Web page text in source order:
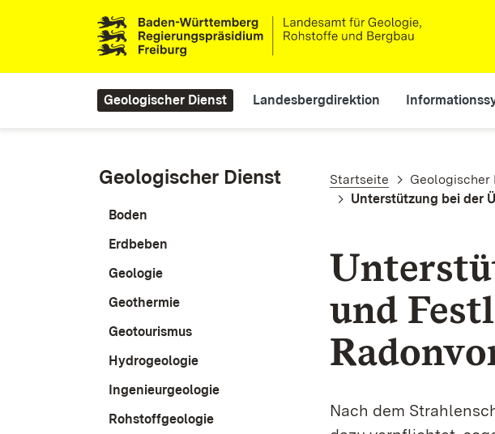
Main navigation
Geologischer Dienst Landesbergdirektion
Geologischer Dienst
Boden
Erdbeben
Geologie
Geothermie
Geotourismus
Hydrogeologie
Ingenieurgeologie
Rohstoffgeologie
Startseite Geologischer
Unterstützung bei der
und
Nach dem